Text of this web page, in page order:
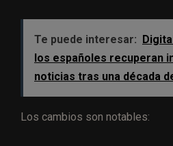
Te puede interesar:
los españoles recuperan
noticias tras una década
Los cambios son notables: